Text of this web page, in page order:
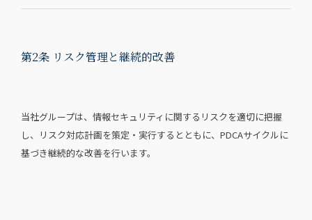
第2条 リスク管理と継続的改善
当社グループは、情報セキュリティに関するリスクを適切に把握
し、リスク対応計画を策定・実行するとともに、PDCAサイクルに
基づき継続的な改善を行います。